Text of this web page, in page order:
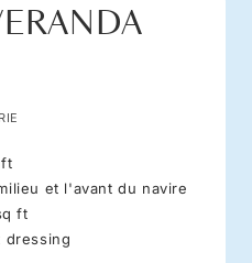
ft
et l'avant du navire
ft
dressing